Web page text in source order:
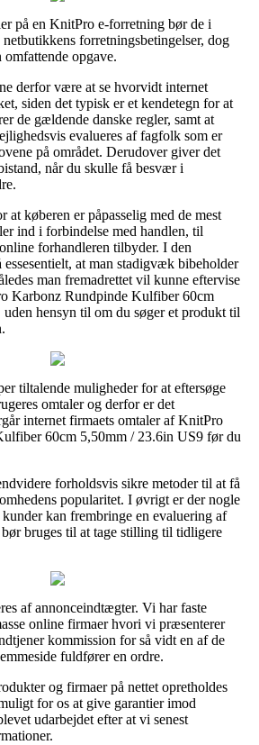
på en KnitPro e-forretning bør de i
forretningsbetingelser, dog
omfattende opgave.
derfor være at se hvorvidt internet
siden det typisk er et kendetegn for at
de gældende danske regler, samt at
evalueres af fagfolk som er
på området. Derudover giver det
når du skulle få besvær i
at køberen er påpasselig med de mest
ind i forbindelse med handlen, til
forhandleren tilbyder. I den
essesentielt, at man stadigvæk bibeholder
man fremadrettet vil kunne eftervise
Karbonz Rundpinde Kulfiber 60cm
hensyn til om du søger et produkt til
tiltalende muligheder for at eftersøge
omtaler og derfor er det
internet firmaets omtaler af KnitPro
60cm 5,50mm / 23.6in US9 før du
forholdsvis sikre metoder til at få
popularitet. I øvrigt er der nogle
kan frembringe en evaluering af
bruges til at tage stilling til tidligere
af annonceindtægter. Vi har faste
online firmaer hvori vi præsenterer
kommission for så vidt en af de
fuldfører en ordre.
og firmaer på nettet opretholdes
for os at give garantier imod
udarbejdet efter at vi senest